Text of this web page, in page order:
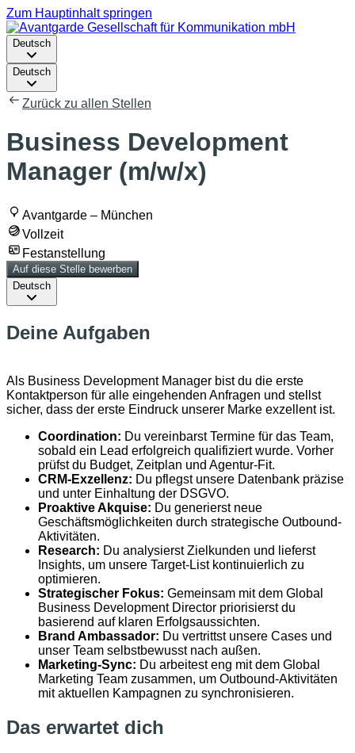
Zum Hauptinhalt springen
Deutsch
Deutsch
Zurück zu allen Stellen
Business Development
Manager (m/w/x)
Avantgarde – München
Vollzeit
Festanstellung
Auf diese Stelle bewerben
Deutsch
Deine Aufgaben
Als Business Development Manager bist du die erste
Kontaktperson für alle eingehenden Anfragen und stellst
sicher, dass der erste Eindruck unserer Marke exzellent ist.
Coordination: Du vereinbarst Termine für das Team,
sobald ein Lead erfolgreich qualifiziert wurde. Vorher
prüfst du Budget, Zeitplan und Agentur-Fit.
CRM-Exzellenz: Du pflegst unsere Datenbank präzise
und unter Einhaltung der DSGVO.
Proaktive Akquise: Du generierst neue
Geschäftsmöglichkeiten durch strategische Outbound-
Aktivitäten.
Research: Du analysierst Zielkunden und lieferst
Insights, um unsere Target-List kontinuierlich zu
optimieren.
Strategischer Fokus: Gemeinsam mit dem Global
Business Development Director priorisierst du
basierend auf klaren Erfolgsaussichten.
Brand Ambassador: Du vertrittst unsere Cases und
unser Team selbstbewusst nach außen.
Marketing-Sync: Du arbeitest eng mit dem Global
Marketing Team zusammen, um Outbound-Aktivitäten
mit aktuellen Kampagnen zu synchronisieren.
Das erwartet dich